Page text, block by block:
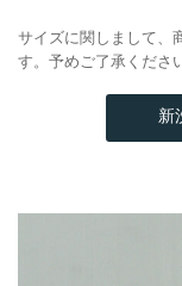
サイズに関しまして、
す。予めご了承くださ
新